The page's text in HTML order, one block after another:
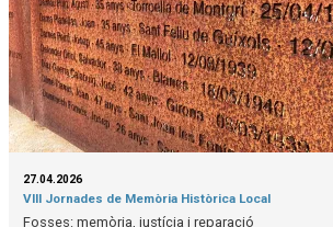
27.04.2026
VIII Jornades de Memòria Històrica Local
Fosses: memòria, justícia i reparació